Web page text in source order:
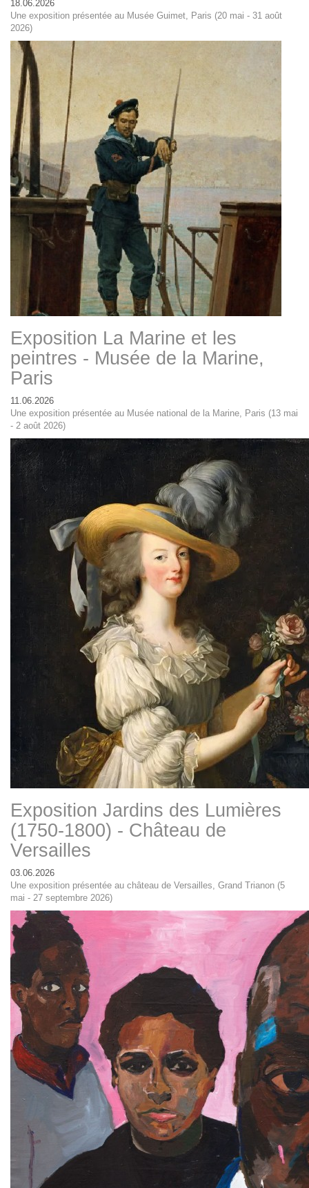
18.06.2026
Une exposition présentée au Musée Guimet, Paris (20 mai - 31 août
2026)
Exposition La Marine et les
peintres - Musée de la Marine,
Paris
11.06.2026
Une exposition présentée au Musée national de la Marine, Paris (13 mai
- 2 août 2026)
Exposition Jardins des Lumières
(1750-1800) - Château de
Versailles
03.06.2026
Une exposition présentée au château de Versailles, Grand Trianon (5
mai - 27 septembre 2026)